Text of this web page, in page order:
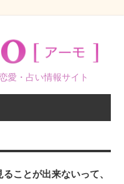
愛・占い情報サイト
ことが出来ないって、